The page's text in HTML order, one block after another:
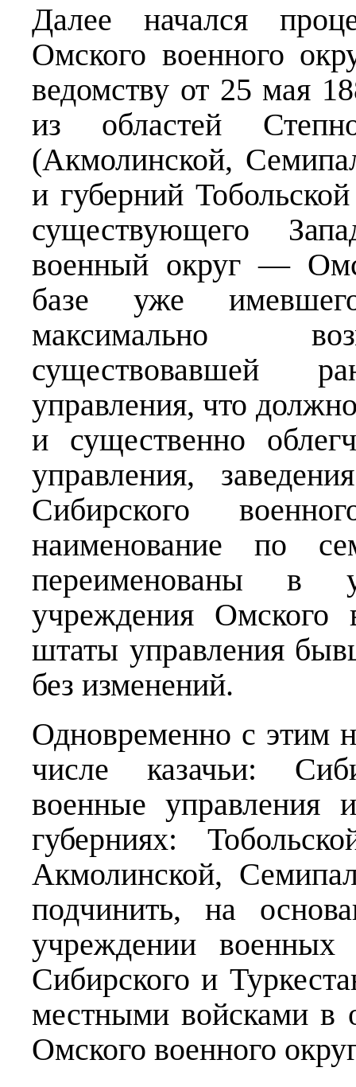
Далее начался
Омского военного
ведомству от 25 мая
из областей
(Акмолинской,
и губерний
существующего
военный округ —
базе уже
максимально
существовавшей
управления, что
и существенно
управления,
Сибирского
наименование по
переименованы в
учреждения Омского
штаты управления
без изменений.
Одновременно с этим
числе казачьи:
военные управления
губерниях:
Акмолинской,
подчинить, на
учреждении военных
Сибирского и
местными войсками в
Омского военного